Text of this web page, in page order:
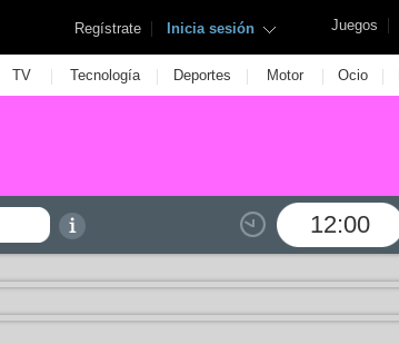
Juegos |
Regístrate | Inicia sesión
TV | Tecnología | Deportes | Motor | Ocio |
12:00